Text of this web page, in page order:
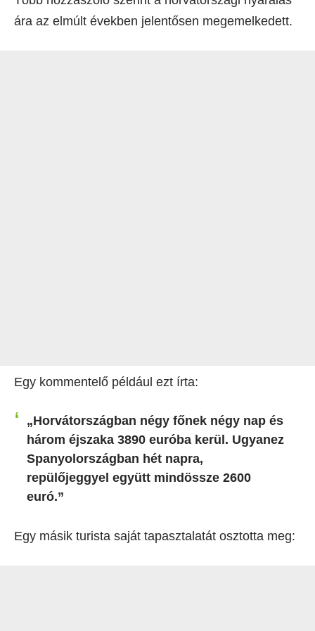
ára az elmúlt években jelentősen megemelkedett.
Egy kommentelő például ezt írta:
„Horvátországban négy főnek négy nap és
három éjszaka 3890 euróba kerül. Ugyanez
Spanyolországban hét napra,
repülőjeggyel együtt mindössze 2600
euró.”
Egy másik turista saját tapasztalatát osztotta meg: